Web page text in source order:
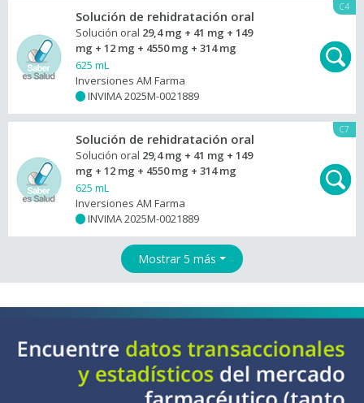
C4
Solución de rehidratación oral
Solución oral 29,4 mg + 41 mg + 149
mg + 12 mg + 4550 mg + 314 mg
625 mL
Inversiones AM Farma
INVIMA 2025M-0021889
C7
Solución de rehidratación oral
Solución oral 29,4 mg + 41 mg + 149
mg + 12 mg + 4550 mg + 314 mg
625 mL
Inversiones AM Farma
INVIMA 2025M-0021889
Mostrar 5 más